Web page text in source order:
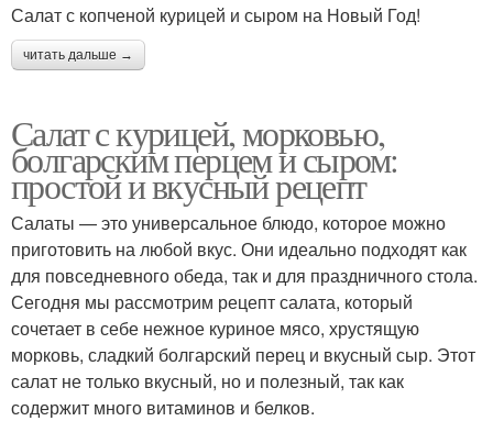
Салат с копченой курицей и сыром на Новый Год!
читать дальше →
Салат с курицей, морковью,
болгарским перцем и сыром:
простой и вкусный рецепт
Салаты — это универсальное блюдо, которое можно
приготовить на любой вкус. Они идеально подходят как
для повседневного обеда, так и для праздничного стола.
Сегодня мы рассмотрим рецепт салата, который
сочетает в себе нежное куриное мясо, хрустящую
морковь, сладкий болгарский перец и вкусный сыр. Этот
салат не только вкусный, но и полезный, так как
содержит много витаминов и белков.